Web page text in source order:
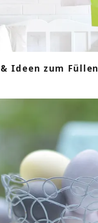
Ideen zum Füllen